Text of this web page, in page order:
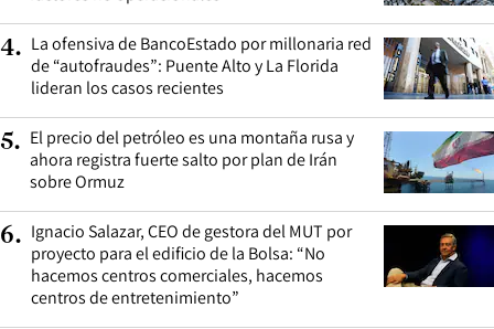
4. La ofensiva de BancoEstado por millonaria red
de “autofraudes”: Puente Alto y La Florida
lideran los casos recientes
5. El precio del petróleo es una montaña rusa y
ahora registra fuerte salto por plan de Irán
sobre Ormuz
6. Ignacio Salazar, CEO de gestora del MUT por
proyecto para el edificio de la Bolsa: “No
hacemos centros comerciales, hacemos
centros de entretenimiento”